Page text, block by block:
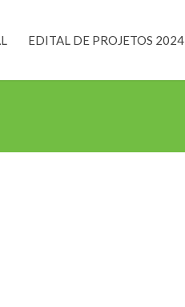
EDITAL DE PROJETOS 2024